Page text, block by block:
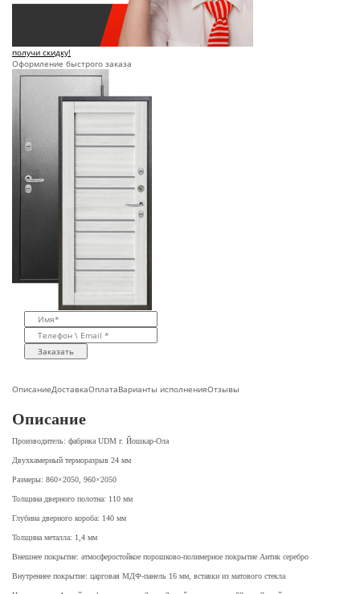
получи скидку!
Оформление быстрого заказа
Заказать
ОписаниеДоставкаОплатаВарианты исполненияОтзывы
Описание
Производитель: фабрика UDM г. Йошкар-Ола
Двухкамерный терморазрыв 24 мм
Размеры: 860×2050, 960×2050
Толщина дверного полотна: 110 мм
Глубина дверного короба: 140 мм
Толщина металла: 1,4 мм
Внешнее покрытие: атмосферостойкое порошково-полимерное покрытие Антик серебро
Внутреннее покрытие: царговая МДФ-панель 16 мм, вставки из матового стекла